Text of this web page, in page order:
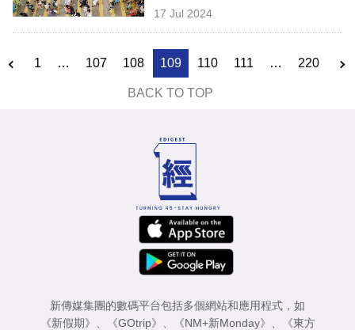
17 Jul 2024
1 … 107 108 109 110 111 … 220
BACK TO TOP
新傳媒集團的數碼平台包括多個網站和應用程式，如
《新假期》 、 《GOtrip》 、 《NM+新Monday》 、
《東方